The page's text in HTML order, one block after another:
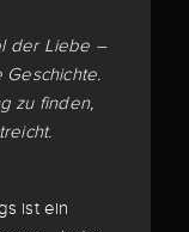
der Liebe –
Geschichte.
zu finden,
ist ein